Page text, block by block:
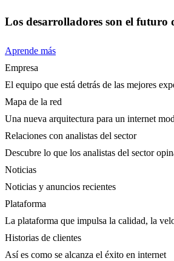
Los desarrolladores son el futuro
Aprende más
Empresa
El equipo que está detrás de las mejores
Mapa de la red
Una nueva arquitectura para un internet
Relaciones con analistas del sector
Descubre lo que los analistas del sector
Noticias
Noticias y anuncios recientes
Plataforma
La plataforma que impulsa la calidad, la
Historias de clientes
Así es como se alcanza el éxito en internet